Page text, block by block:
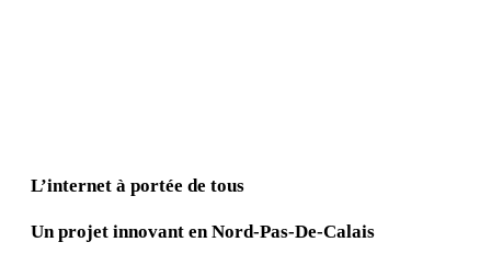
L’internet à portée de tous
Un projet innovant en Nord-Pas-De-Calais